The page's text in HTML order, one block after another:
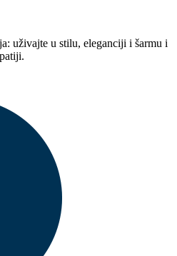
uživajte u stilu, eleganciji i šarmu i